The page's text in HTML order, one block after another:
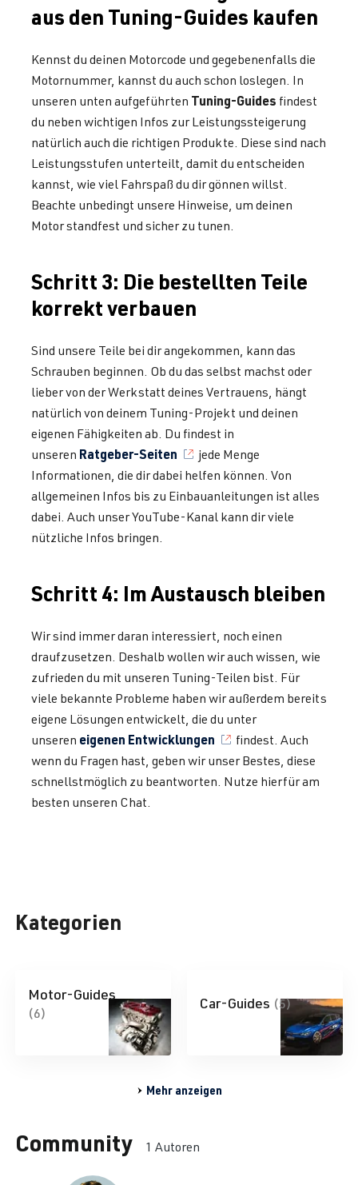
aus den Tuning-Guides kaufen
Kennst du deinen Motorcode und gegebenenfalls die
Motornummer, kannst du auch schon loslegen. In
unseren unten aufgeführten Tuning-Guides findest
du neben wichtigen Infos zur Leistungssteigerung
natürlich auch die richtigen Produkte. Diese sind nach
Leistungsstufen unterteilt, damit du entscheiden
kannst, wie viel Fahrspaß du dir gönnen willst.
Beachte unbedingt unsere Hinweise, um deinen
Motor standfest und sicher zu tunen.
Schritt 3: Die bestellten Teile
korrekt verbauen
Sind unsere Teile bei dir angekommen, kann das
Schrauben beginnen. Ob du das selbst machst oder
lieber von der Werkstatt deines Vertrauens, hängt
natürlich von deinem Tuning-Projekt und deinen
eigenen Fähigkeiten ab. Du findest in
unseren Ratgeber-Seiten
jede Menge
Informationen, die dir dabei helfen können. Von
allgemeinen Infos bis zu Einbauanleitungen ist alles
dabei. Auch unser YouTube-Kanal kann dir viele
nützliche Infos bringen.
Schritt 4: Im Austausch bleiben
Wir sind immer daran interessiert, noch einen
draufzusetzen. Deshalb wollen wir auch wissen, wie
zufrieden du mit unseren Tuning-Teilen bist. Für
viele bekannte Probleme haben wir außerdem bereits
eigene Lösungen entwickelt, die du unter
unseren eigenen Entwicklungen
findest. Auch
wenn du Fragen hast, geben wir unser Bestes, diese
schnellstmöglich zu beantworten. Nutze hierfür am
besten unseren Chat.
Kategorien
Motor-Guides
(6)
Car-Guides (5)
Mehr anzeigen
Community 1 Autoren